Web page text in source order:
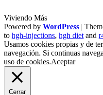
Viviendo Más
Powered by WordPress |
to hgh-injections, hgh dietand
Usamos cookies propias y de
navegación. Si continuas
uso de cookies.Aceptar
Cerrar